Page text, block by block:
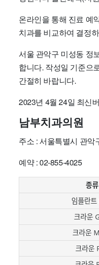
온라인을 통해 진료 예
치과를 비교하여 결정
서울 관악구 미성동 정
합니다. 작성일 기준으
간절히 바랍니다.
2023년 4월 24일 최신
남부치과의원
주소 : 서울특별시 관악
예약 : 02-855-4025
종류
임플란트
크라운
크라운
크라운